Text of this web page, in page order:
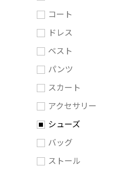
コート
ドレス
ベスト
パンツ
スカート
アクセサリー
シューズ
バッグ
ストール